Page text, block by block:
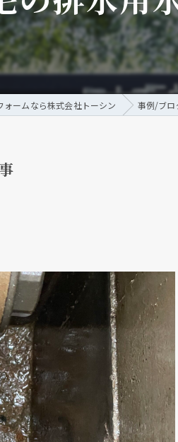
ームなら株式会社トーシン 事例/ブロ